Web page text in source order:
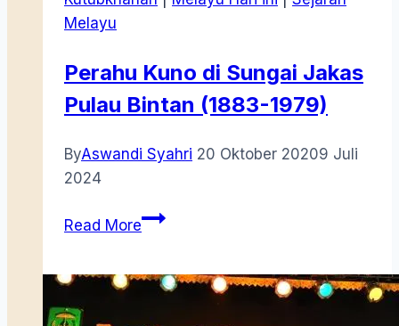
Melayu
Perahu Kuno di Sungai Jakas
Pulau Bintan (1883-1979)
ByAswandi Syahri 20 Oktober 20209 Juli
2024
Read MorePerahu
Sungai